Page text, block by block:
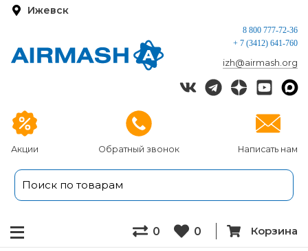
Ижевск
Акции Обратный звонок Написать нам
8 800 777-72-36
+ 7 (3412) 641-760
izh@airmash.org
0 0 Корзина